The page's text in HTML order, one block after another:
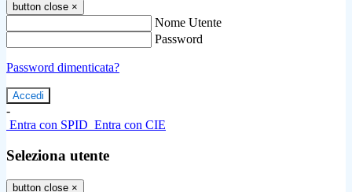
button close ×
Nome Utente
Password
Password dimenticata?
-
Entra con SPID Entra con CIE
Seleziona utente
button close ×